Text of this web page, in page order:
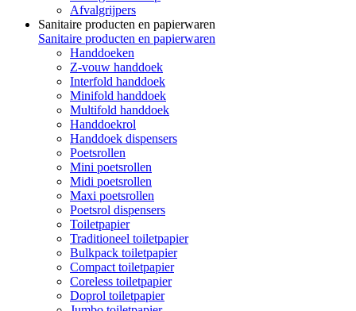
Afvalgrijpers
Sanitaire producten en papierwaren
Sanitaire producten en papierwaren
Handdoeken
Z-vouw handdoek
Interfold handdoek
Minifold handdoek
Multifold handdoek
Handdoekrol
Handdoek dispensers
Poetsrollen
Mini poetsrollen
Midi poetsrollen
Maxi poetsrollen
Poetsrol dispensers
Toiletpapier
Traditioneel toiletpapier
Bulkpack toiletpapier
Compact toiletpapier
Coreless toiletpapier
Doprol toiletpapier